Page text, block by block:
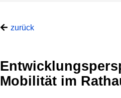
zurück
Mobilität im